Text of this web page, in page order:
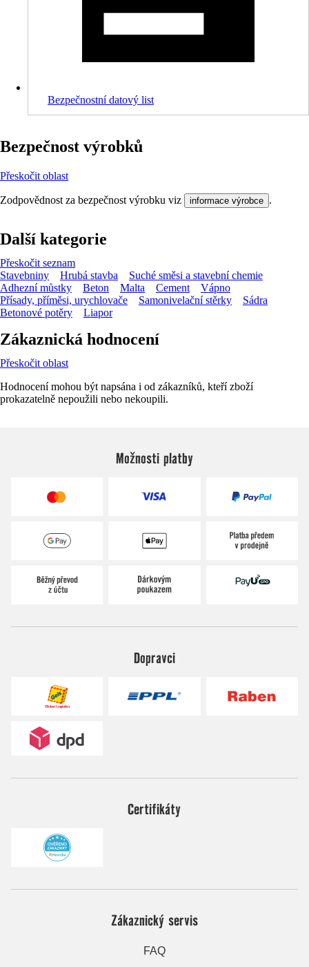
Bezpečnostní datový list
Bezpečnost výrobků
Přeskočit oblast
Zodpovědnost za bezpečnost výrobku viz informace výrobce .
Další kategorie
Přeskočit seznam
Stavebniny
Hrubá stavba
Suché směsi a stavební chemie
Adhezní můstky
Beton Malta Cement
Vápno
Přísady, příměsi, urychlovače
Samonivelační stěrky
Sádra
Betonové potěry
Liapor
Zákaznická hodnocení
Přeskočit oblast
Hodnocení mohou být napsána i od zákazníků, kteří zboží
prokazatelně nepoužili nebo nekoupili.
Možnosti platby
Dopravci
Certifikáty
Zákaznický servis
FAQ